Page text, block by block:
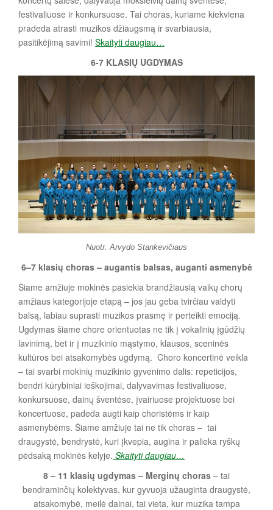
festivaliuose ir konkursuose. Tai choras, kuriame kiekviena
pradeda atrasti muzikos džiaugsmą ir svarbiausia,
pasitikėjimą savimi! Skaityti daugiau…
6-7 KLASIŲ UGDYMAS
Nuotr. Arvydo Stankevičiaus
6–7 klasių choras – augantis balsas, auganti asmenybė
Šiame amžiuje mokinės pasiekia brandžiausią vaikų chorų
amžiaus kategorijoje etapą – jos jau geba tvirčiau valdyti
balsą, labiau suprasti muzikos prasmę ir perteikti emociją.
Ugdymas šiame chore orientuotas ne tik į vokalinių įgūdžių
lavinimą, bet ir į muzikinio mąstymo, klausos, sceninės
kultūros bei atsakomybės ugdymą. Choro koncertinė veikla
– tai svarbi mokinių muzikinio gyvenimo dalis: repeticijos,
bendri kūrybiniai ieškojimai, dalyvavimas festivaliuose,
konkursuose, dainų šventėse, įvairiuose projektuose bei
koncertuose, padeda augti kaip choristėms ir kaip
asmenybėms. Šiame amžiuje tai ne tik choras – tai
draugystė, bendrystė, kuri įkvepia, augina ir palieka ryškų
pėdsaką mokinės kelyje. Skaityti daugiau…
8 – 11 klasių ugdymas – Merginų choras – tai
bendraminčių kolektyvas, kur gyvuoja užauginta draugystė,
atsakomybė, meilė dainai, tai vieta, kur muzika tampa